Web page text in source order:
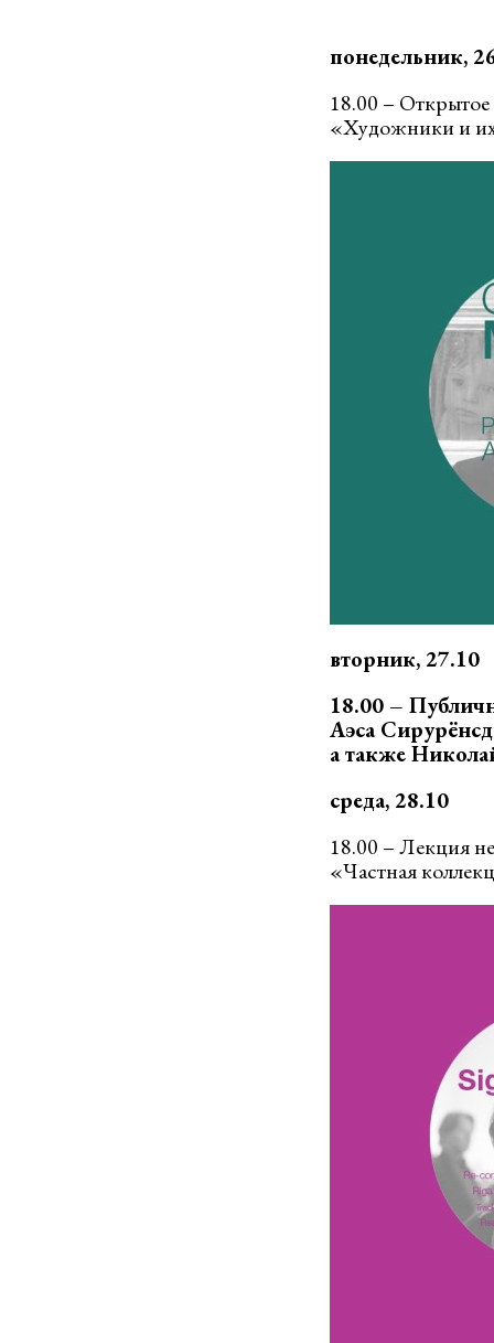
понедельник,
18.00 – Открытое
«Художники и
вторник, 27.10
18.00 –
Аэса
а также
среда, 28.10
18.00 – Лекция
«Частная